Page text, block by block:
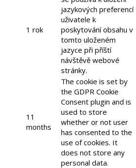
1 rok
jazykových preferencí
uživatele k
poskytování obsahu v
tomto uloženém
jazyce při příští
návštěvě webové
stránky.
11
months
The cookie is set by
the GDPR Cookie
Consent plugin and is
used to store
whether or not user
has consented to the
use of cookies. It
does not store any
personal data.